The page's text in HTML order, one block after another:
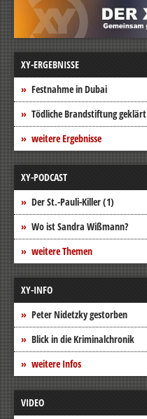
XY-ERGEBNISSE
Festnahme in Dubai
Tödliche Brandstiftung geklärt
weitere Ergebnisse
XY-PODCAST
Der St.-Pauli-Killer (1)
Wo ist Sandra Wißmann?
weitere Themen
XY-INFO
Peter Nidetzky gestorben
Blick in die Kriminalchronik
weitere Infos
VIDEO